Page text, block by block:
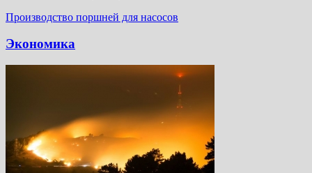
Производство поршней для насосов
Экономика